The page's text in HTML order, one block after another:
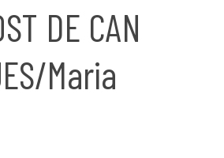
DE CAN
Maria